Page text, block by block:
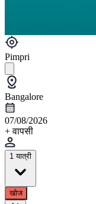
Pimpri
Bangalore
07/08/2026
+ वापसी
1 यात्री
खोज